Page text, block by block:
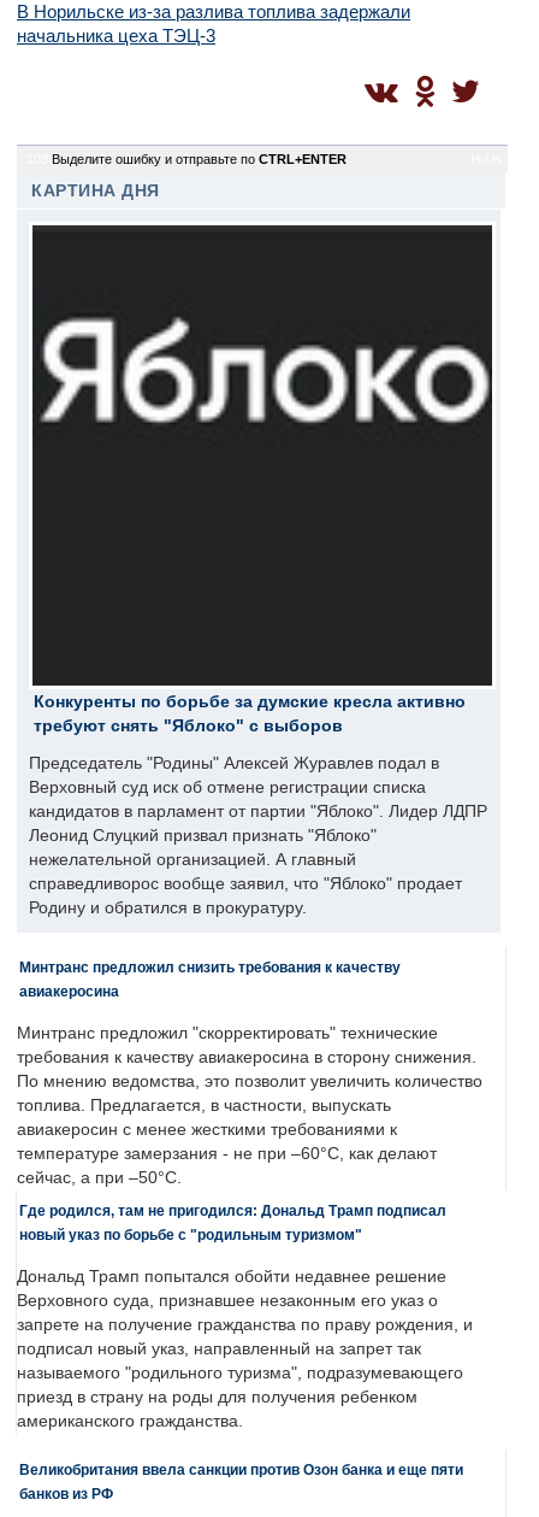
В Норильске из-за разлива топлива задержали
начальника цеха ТЭЦ-3
Выделите ошибку и отправьте по CTRL+ENTER
КАРТИНА ДНЯ
Конкуренты по борьбе за думские кресла активно
требуют снять "Яблоко" с выборов
Председатель "Родины" Алексей Журавлев подал в
Верховный суд иск об отмене регистрации списка
кандидатов в парламент от партии "Яблоко". Лидер ЛДПР
Леонид Слуцкий призвал признать "Яблоко"
нежелательной организацией. А главный
справедливорос вообще заявил, что "Яблоко" продает
Родину и обратился в прокуратуру.
Минтранс предложил снизить требования к качеству
авиакеросина
Минтранс предложил "скорректировать" технические
требования к качеству авиакеросина в сторону снижения.
По мнению ведомства, это позволит увеличить количество
топлива. Предлагается, в частности, выпускать
авиакеросин с менее жесткими требованиями к
температуре замерзания - не при –60°C, как делают
сейчас, а при –50°C.
Где родился, там не пригодился: Дональд Трамп подписал
новый указ по борьбе с "родильным туризмом"
Дональд Трамп попытался обойти недавнее решение
Верховного суда, признавшее незаконным его указ о
запрете на получение гражданства по праву рождения, и
подписал новый указ, направленный на запрет так
называемого "родильного туризма", подразумевающего
приезд в страну на роды для получения ребенком
американского гражданства.
Великобритания ввела санкции против Озон банка и еще пяти
банков из РФ